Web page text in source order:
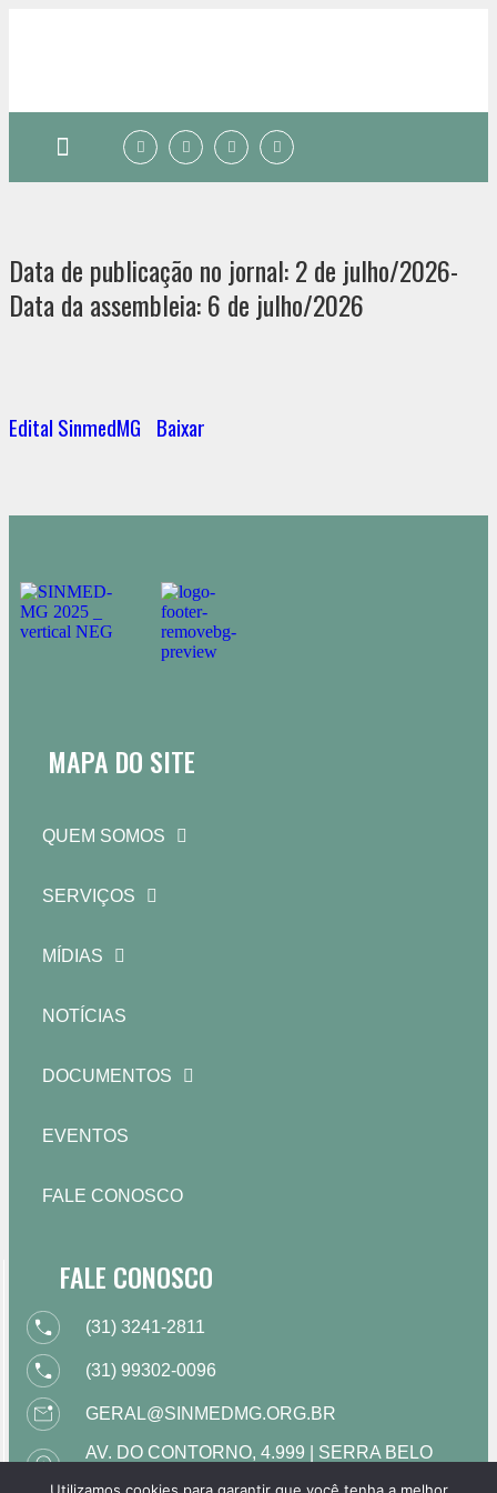
Data de publicação no jornal: 2 de julho/2026-
Data da assembleia: 6 de julho/2026
Edital SinmedMG Baixar
MAPA DO SITE
QUEM SOMOS
SERVIÇOS
MÍDIAS
NOTÍCIAS
DOCUMENTOS
EVENTOS
FALE CONOSCO
FALE CONOSCO
(31) 3241-2811
(31) 99302-0096
GERAL@SINMEDMG.ORG.BR
AV. DO CONTORNO, 4.999 | SERRA BELO